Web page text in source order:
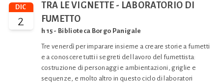
DIC
2
TRA LE VIGNETTE - LABORATORIO DI
FUMETTO
h 15 - Biblioteca Borgo Panigale
Tre venerdì per imparare insieme a creare storie a fumetti
e a conoscere tutti i segreti del lavoro del fumettista:
costruzione di personaggi e ambientazioni, griglie e
sequenze, e molto altro in questo ciclo di laboratori